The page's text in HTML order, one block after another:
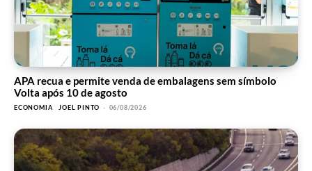
APA recua e permite venda de embalagens sem símbolo
Volta após 10 de agosto
ECONOMIA JOEL PINTO - 06/08/2026